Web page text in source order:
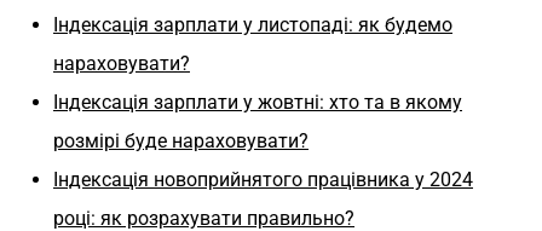
Індексація зарплати у листопаді: як будемо
нараховувати?
Індексація зарплати у жовтні: хто та в якому
розмірі буде нараховувати?
Індексація новоприйнятого працівника у 2024
році: як розрахувати правильно?